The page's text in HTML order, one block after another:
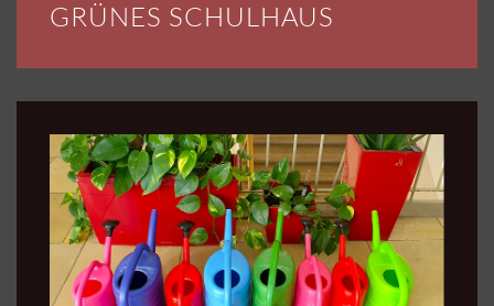
GRÜNES SCHULHAUS